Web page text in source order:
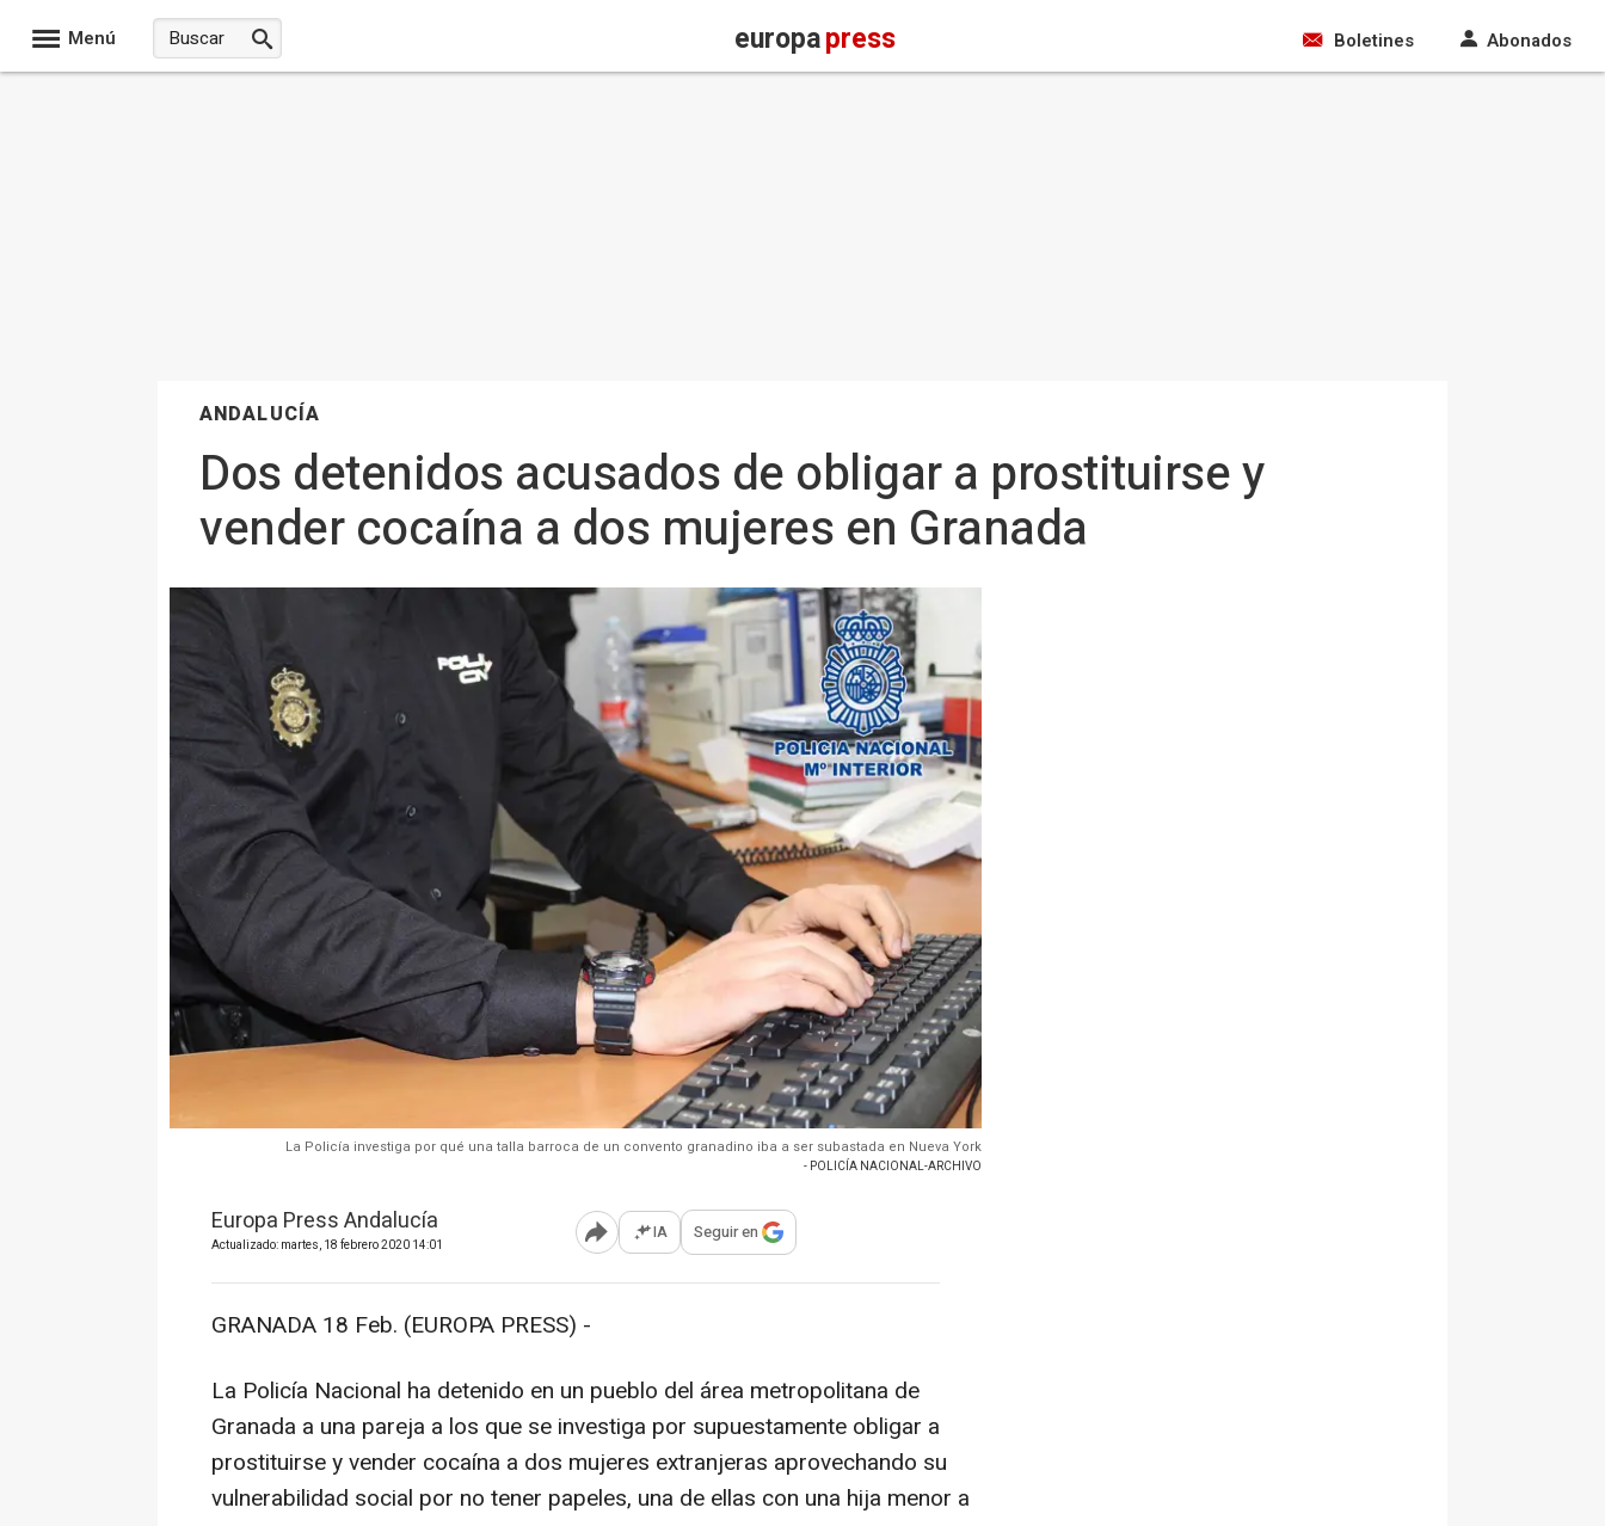
Menú europapress Boletines Abonados
ANDALUCÍA
Dos detenidos acusados de obligar a prostituirse y
vender cocaína a dos mujeres en Granada
La Policía investiga por qué una talla barroca de un convento granadino iba a ser subastada en Nueva York
- POLICÍA NACIONAL-ARCHIVO
Europa Press Andalucía
Actualizado: martes, 18 febrero 2020 14:01 Abrir opciones para compartir
IA Seguir en
GRANADA 18 Feb. (EUROPA PRESS) -
La Policía Nacional ha detenido en un pueblo del área metropolitana de
Granada a una pareja a los que se investiga por supuestamente obligar a
prostituirse y vender cocaína a dos mujeres extranjeras aprovechando su
vulnerabilidad social por no tener papeles, una de ellas con una hija menor a